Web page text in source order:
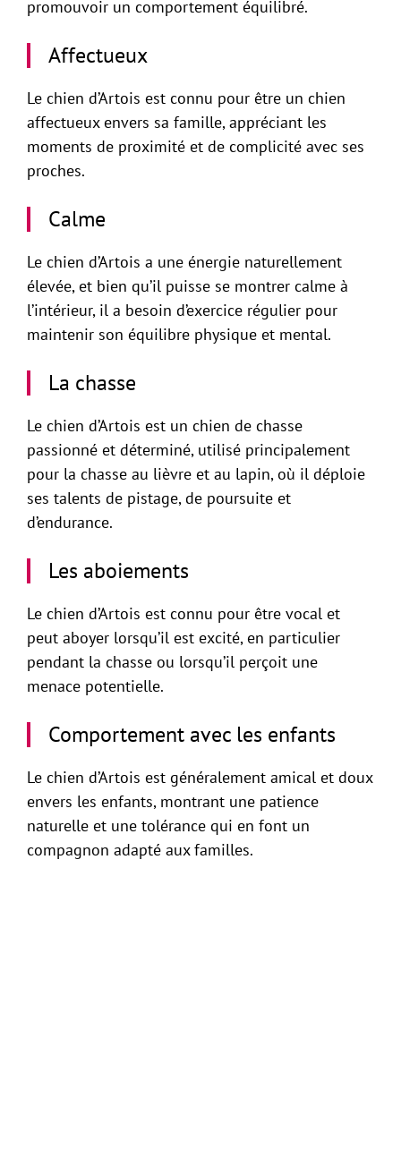
promouvoir un comportement équilibré.
Affectueux
Le chien d’Artois est connu pour être un chien
affectueux envers sa famille, appréciant les
moments de proximité et de complicité avec ses
proches.
Calme
Le chien d’Artois a une énergie naturellement
élevée, et bien qu’il puisse se montrer calme à
l’intérieur, il a besoin d’exercice régulier pour
maintenir son équilibre physique et mental.
La chasse
Le chien d’Artois est un chien de chasse
passionné et déterminé, utilisé principalement
pour la chasse au lièvre et au lapin, où il déploie
ses talents de pistage, de poursuite et
d’endurance.
Les aboiements
Le chien d’Artois est connu pour être vocal et
peut aboyer lorsqu’il est excité, en particulier
pendant la chasse ou lorsqu’il perçoit une
menace potentielle.
Comportement avec les enfants
Le chien d’Artois est généralement amical et doux
envers les enfants, montrant une patience
naturelle et une tolérance qui en font un
compagnon adapté aux familles.